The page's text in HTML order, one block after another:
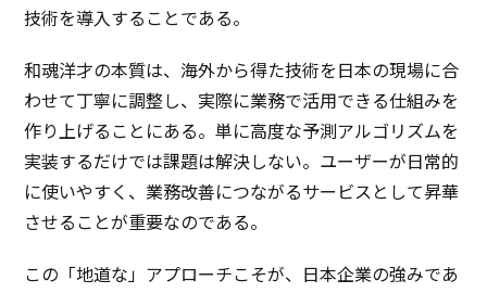
技術を導入 することである。
和魂洋才の本質は、海外から得た技術を 日本の現場に合
わせて丁寧に調整し、 実際に業務で活用できる仕組みを
作り上げることにある。単に高度な予測 アルゴリズムを
実装するだけでは課題は解決しない。 ユーザーが日常的
に使いやすく、 業務改善につながるサービス として昇華
させることが重要なのである。
この「地道な」 アプローチこそが、 日本企業の強みであ